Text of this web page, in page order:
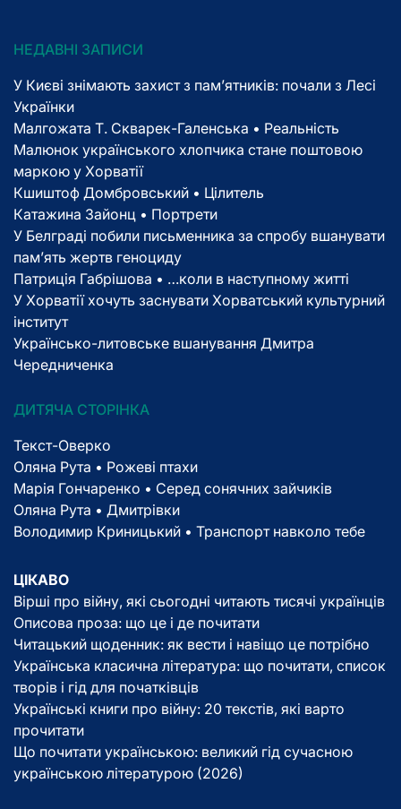
НЕДАВНІ ЗАПИСИ
У Києві знімають захист з пам’ятників: почали з Лесі
Українки
Малгожата Т. Скварек-Галенська • Реальність
Малюнок українського хлопчика стане поштовою
маркою у Хорватії
Кшиштоф Домбровський • Цілитель
Катажина Зайонц • Портрети
У Белграді побили письменника за спробу вшанувати
пам’ять жертв геноциду
Патриція Габрішова • …коли в наступному житті
У Хорватії хочуть заснувати Хорватський культурний
інститут
Українсько-литовське вшанування Дмитра
Чередниченка
ДИТЯЧА СТОРІНКА
Текст-Оверко
Оляна Рута • Рожеві птахи
Марія Гончаренко • Серед сонячних зайчиків
Оляна Рута • Дмитрівки
Володимир Криницький • Транспорт навколо тебе
ЦІКАВО
Вірші про війну, які сьогодні читають тисячі українців
Описова проза: що це і де почитати
Читацький щоденник: як вести і навіщо це потрібно
Українська класична література: що почитати, список
творів і гід для початківців
Українські книги про війну: 20 текстів, які варто
прочитати
Що почитати українською: великий гід сучасною
українською літературою (2026)